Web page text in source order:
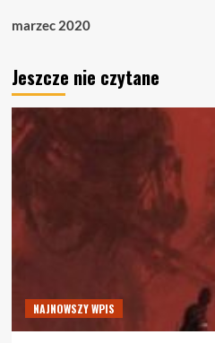
marzec 2020
Jeszcze nie czytane
NAJNOWSZY WPIS